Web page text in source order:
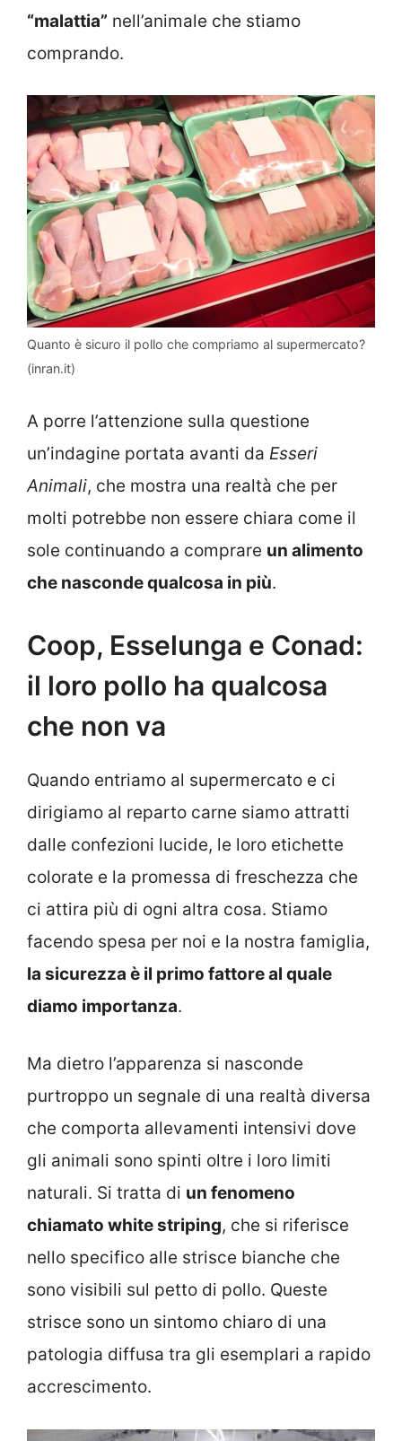
“malattia” nell’animale che stiamo
comprando.
Quanto è sicuro il pollo che compriamo al supermercato?
(inran.it)
A porre l’attenzione sulla questione
un’indagine portata avanti da Esseri
Animali, che mostra una realtà che per
molti potrebbe non essere chiara come il
sole continuando a comprare un alimento
che nasconde qualcosa in più.
Coop, Esselunga e Conad:
il loro pollo ha qualcosa
che non va
Quando entriamo al supermercato e ci
dirigiamo al reparto carne siamo attratti
dalle confezioni lucide, le loro etichette
colorate e la promessa di freschezza che
ci attira più di ogni altra cosa. Stiamo
facendo spesa per noi e la nostra famiglia,
la sicurezza è il primo fattore al quale
diamo importanza.
Ma dietro l’apparenza si nasconde
purtroppo un segnale di una realtà diversa
che comporta allevamenti intensivi dove
gli animali sono spinti oltre i loro limiti
naturali. Si tratta di un fenomeno
chiamato white striping, che si riferisce
nello specifico alle strisce bianche che
sono visibili sul petto di pollo. Queste
strisce sono un sintomo chiaro di una
patologia diffusa tra gli esemplari a rapido
accrescimento.